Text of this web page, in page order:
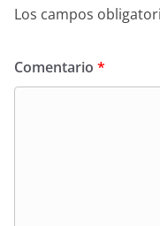
Los campos
Comentario *